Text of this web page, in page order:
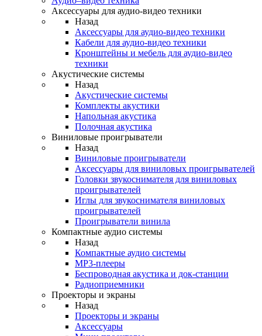
Аксессуары для аудио-видео техники
Назад
Аксессуары для аудио-видео техники
Кабели для аудио-видео техники
Кронштейны и мебель для аудио-видео
техники
Акустические системы
Назад
Акустические системы
Комплекты акустики
Напольная акустика
Полочная акустика
Виниловые проигрыватели
Назад
Виниловые проигрыватели
Аксессуары для виниловых проигрывателей
Головки звукоснимателя для виниловых
проигрывателей
Иглы для звукоснимателя виниловых
проигрывателей
Проигрыватели винила
Компактные аудио системы
Назад
Компактные аудио системы
MP3-плееры
Беспроводная акустика и док-станции
Радиоприемники
Проекторы и экраны
Назад
Проекторы и экраны
Аксессуары